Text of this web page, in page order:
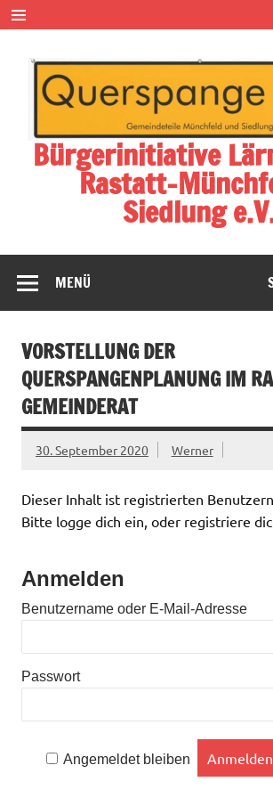
Zum
Inhalt
springen
Bürgerinitiative
Rastatt-
Siedlung
MENÜ
VORSTELLUNG DER
QUERSPANGENPLANUNG IM
GEMEINDERAT
30. September 2020 Werner
Dieser Inhalt ist registrierten
Bitte logge dich ein, oder registriere
Anmelden
Benutzername oder E-Mail-Adresse
Passwort
Angemeldet bleiben